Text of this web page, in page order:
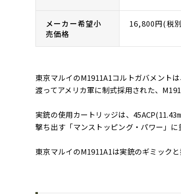
メーカー希望小
売価格
16,800円(税
東京マルイのM1911A1コルトガバメント
渡ってアメリカ軍に制式採用された、
実銃の使用カートリッジは、
撃ち出す「マンストッピング・パワー」に
東京マルイのM1911A1は実銃のギミック